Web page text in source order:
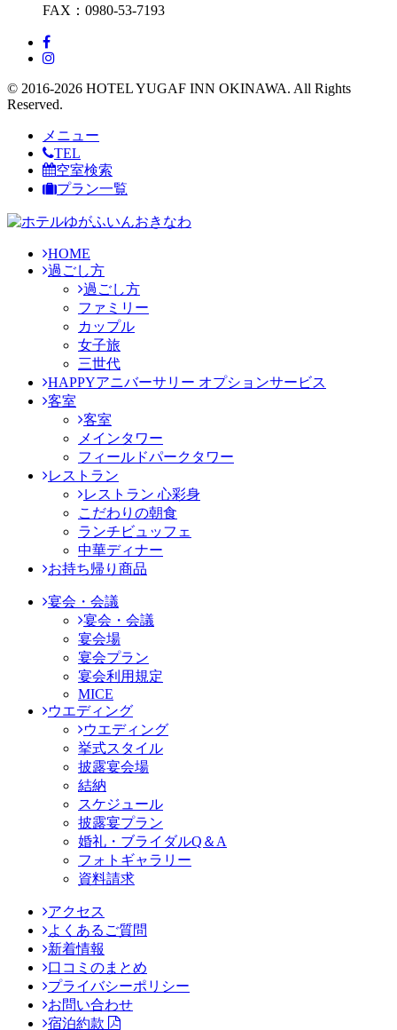
FAX：0980-53-7193
© 2016-2026 HOTEL YUGAF INN OKINAWA. All Rights
Reserved.
メニュー
TEL
空室検索
プラン一覧
HOME
過ごし方
過ごし方
ファミリー
カップル
女子旅
三世代
HAPPYアニバーサリー オプションサービス
客室
客室
メインタワー
フィールドパークタワー
レストラン
レストラン 心彩身
こだわりの朝食
ランチビュッフェ
中華ディナー
お持ち帰り商品
宴会・会議
宴会・会議
宴会場
宴会プラン
宴会利用規定
MICE
ウエディング
ウエディング
挙式スタイル
披露宴会場
結納
スケジュール
披露宴プラン
婚礼・ブライダルQ＆A
フォトギャラリー
資料請求
アクセス
よくあるご質問
新着情報
口コミのまとめ
プライバシーポリシー
お問い合わせ
宿泊約款